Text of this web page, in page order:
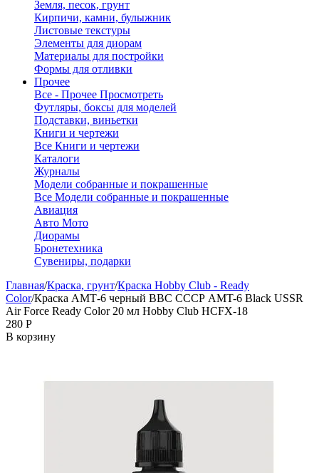
Земля, песок, грунт
Кирпичи, камни, булыжник
Листовые текстуры
Элементы для диорам
Материалы для постройки
Формы для отливки
Прочее
Все - Прочее Просмотреть
Футляры, боксы для моделей
Подставки, виньетки
Книги и чертежи
Все Книги и чертежи
Каталоги
Журналы
Модели собранные и покрашенные
Все Модели собранные и покрашенные
Авиация
Авто Мото
Диорамы
Бронетехника
Сувениры, подарки
Главная/Краска, грунт/Краска Hobby Club - Ready
Color/Краска АМТ-6 черный ВВС СССР AMT-6 Black USSR
Air Force Ready Color 20 мл Hobby Club HCFX-18
‍280‍ Р
В корзину